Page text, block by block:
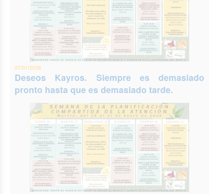
07/01/2026
Deseos Kayros. Siempre es demasiado
pronto hasta que es demasiado tarde.